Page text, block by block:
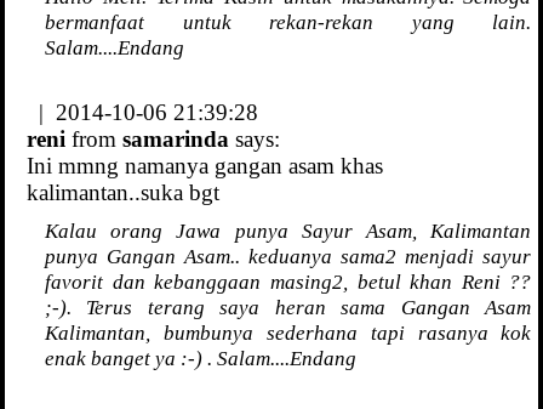
bermanfaat untuk rekan-rekan yang lain.
Salam....Endang
| 2014-10-06 21:39:28
reni from samarinda says:
Ini mmng namanya gangan asam khas
kalimantan..suka bgt
Kalau orang Jawa punya Sayur Asam, Kalimantan
punya Gangan Asam.. keduanya sama2 menjadi sayur
favorit dan kebanggaan masing2, betul khan Reni ??
;-). Terus terang saya heran sama Gangan Asam
Kalimantan, bumbunya sederhana tapi rasanya kok
enak banget ya :-) . Salam....Endang